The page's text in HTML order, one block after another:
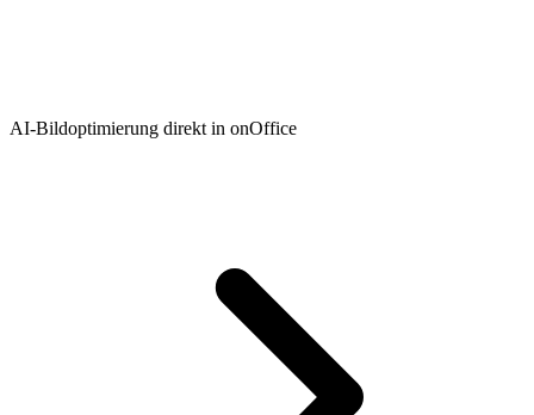
AI-Bildoptimierung direkt in onOffice